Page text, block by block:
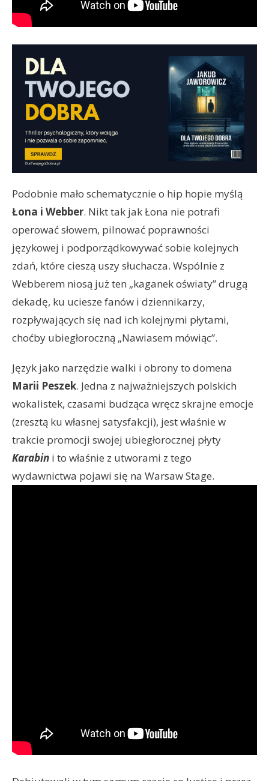
Podobnie mało schematycznie o hip hopie myślą
Łona i Webber. Nikt tak jak Łona nie potrafi
operować słowem, pilnować poprawności
językowej i podporządkowywać sobie kolejnych
zdań, które cieszą uszy słuchacza. Wspólnie z
Webberem niosą już ten „kaganek oświaty” drugą
dekadę, ku uciesze fanów i dziennikarzy,
rozpływających się nad ich kolejnymi płytami,
choćby ubiegłoroczną „Nawiasem mówiąc”.
Język jako narzędzie walki i obrony to domena
Marii Peszek. Jedna z najważniejszych polskich
wokalistek, czasami budząca wręcz skrajne emocje
(zresztą ku własnej satysfakcji), jest właśnie w
trakcie promocji swojej ubiegłorocznej płyty
Karabin i to właśnie z utworami z tego
wydawnictwa pojawi się na Warsaw Stage.